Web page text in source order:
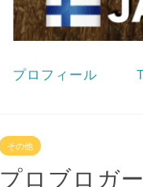
プロフィール
その他
プロブロガ